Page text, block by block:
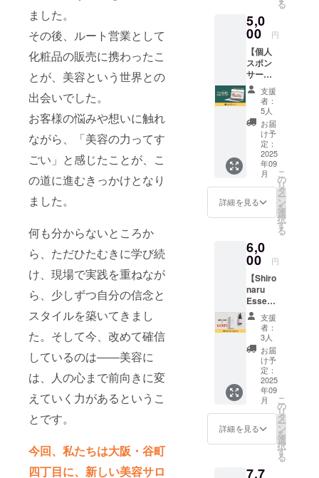
ました。
その後、ルート営業として
化粧品の販売に携わったこ
とが、美容という世界との
出会いでした。
お客様の悩みや想いに触れ
ながら、「美容の力ってす
ごい」と感じたことが、こ
の道に進むきっかけとなり
ました。
何も分からないところか
ら、ただひたむきに学び続
け、現場で実践を重ねなが
ら、少しずつ自分の信念と
スタイルを築いてきまし
た。そして今、改めて確信
しているのは――美容に
は、人の心まで前向きに変
えていく力があるというこ
とです。
今回、私たちは大阪・谷町
四丁目に、新しい美容サロ
オーナーに
なりたい女
性を応援す
る事業も今
後展開予
定。
町四丁
目に
オープ
ンする
小顔＆
シミケ
ア専門
サロ
「Nana
ra」で
お渡し
させて
いただ
きま
す。 通
常販売
価格
を4,100
供させ
ていた
だきま
す。 名
称：桑
の葉加
工食品
内容
量：1箱
300g（
3g×100
包入）
使用方
法：食
品とし
て1日に
1~2本を
ま湯に
る
5,0
00 円
【個人
スポン
サー】
株式会
社ツナ
グ の個
人スポ
ンサー
になれ
る権利
です。
支援者
として
HPにお
名前を
掲載さ
ただき
ます。
※掲載す
る内容
はメー
ルにて
確認さ
せてい
ただき
ます。
※掲載す
るお名
前を備
考欄に
ご記入
くださ
い。 ※
参加も
支援
者：
5人
お届
け予
定：
2025
年09
月
詳細を見る
こ
の
リ
タ
ー
ン
を
選
択
す
る
6,0
00 円
【Shiro
naru
Essens
e】 次
世代メ
ラニン
ケア美
容液を
谷町四
丁目に
オープ
ンする
小顔＆
シミケ
ア専門
サロ
ra」で
支援
者：
3人
お届
け予
定：
2025
年09
月
詳細を見る
こ
の
リ
タ
ー
ン
を
選
択
す
る
7,7